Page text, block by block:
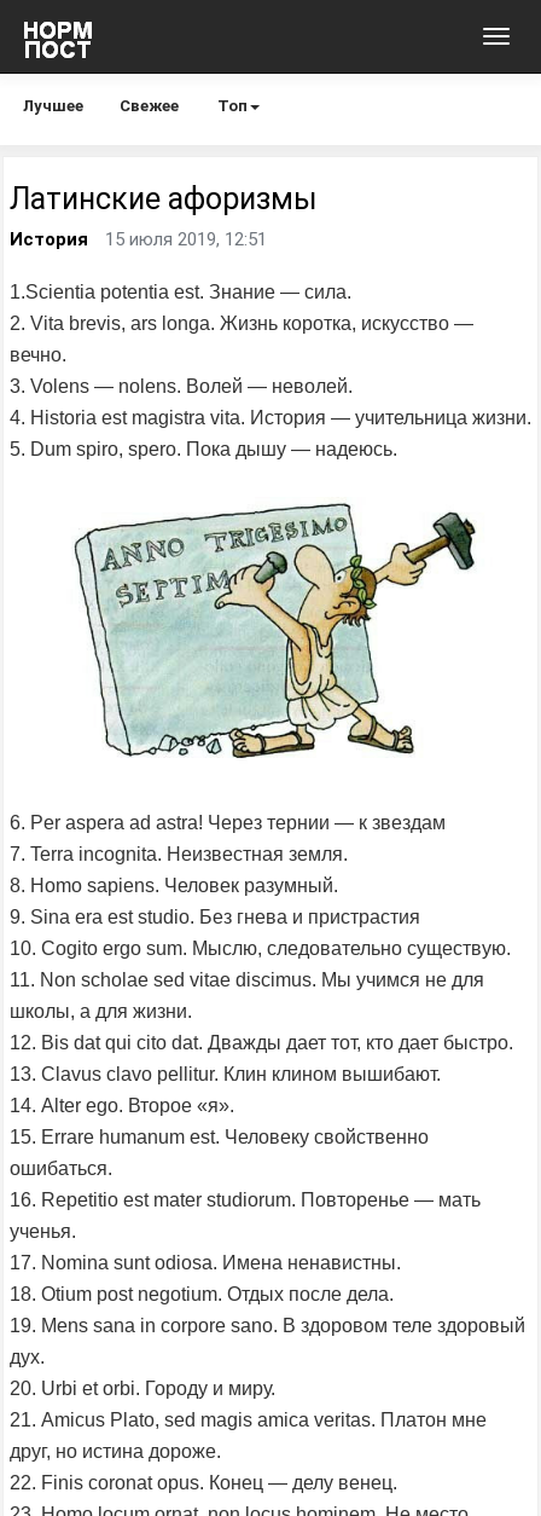
Лучшее Свежее Топ
Латинские афоризмы
История 15 июля 2019, 12:51
1.Scientia potentia est. Знание — сила.
2. Vita brevis, ars longa. Жизнь коротка, искусство —
вечно.
3. Volens — nolens. Волей — неволей.
4. Historia est magistra vita. История — учительница жизни.
5. Dum spiro, spero. Пока дышу — надеюсь.
6. Per aspera ad astra! Через тернии — к звездам
7. Terra incognita. Неизвестная земля.
8. Homo sapiens. Человек разумный.
9. Sina era est studio. Без гнева и пристрастия
10. Cogito ergo sum. Мыслю, следовательно существую.
11. Non scholae sed vitae discimus. Мы учимся не для
школы, а для жизни.
12. Bis dat qui cito dat. Дважды дает тот, кто дает быстро.
13. Clavus clavo pellitur. Клин клином вышибают.
14. Alter ego. Второе «я».
15. Errare humanum est. Человеку свойственно
ошибаться.
16. Repetitio est mater studiorum. Повторенье — мать
ученья.
17. Nomina sunt odiosa. Имена ненавистны.
18. Otium post negotium. Отдых после дела.
19. Mens sana in corpore sano. В здоровом теле здоровый
дух.
20. Urbi et orbi. Городу и миру.
21. Amicus Plato, sed magis amica veritas. Платон мне
друг, но истина дороже.
22. Finis coronat opus. Конец — делу венец.